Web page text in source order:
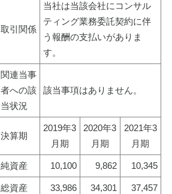
取引関係
当社は当該会社にコンサル
ティング業務委託契約に伴
う報酬の支払いがありま
す。
関連当事
者への該
当状況
該当事項はありません。
決算期
2019年3
月期
2020年3
月期
2021年3
月期
純資産 10,100 9,862 10,345
総資産 33,986 34,301 37,457